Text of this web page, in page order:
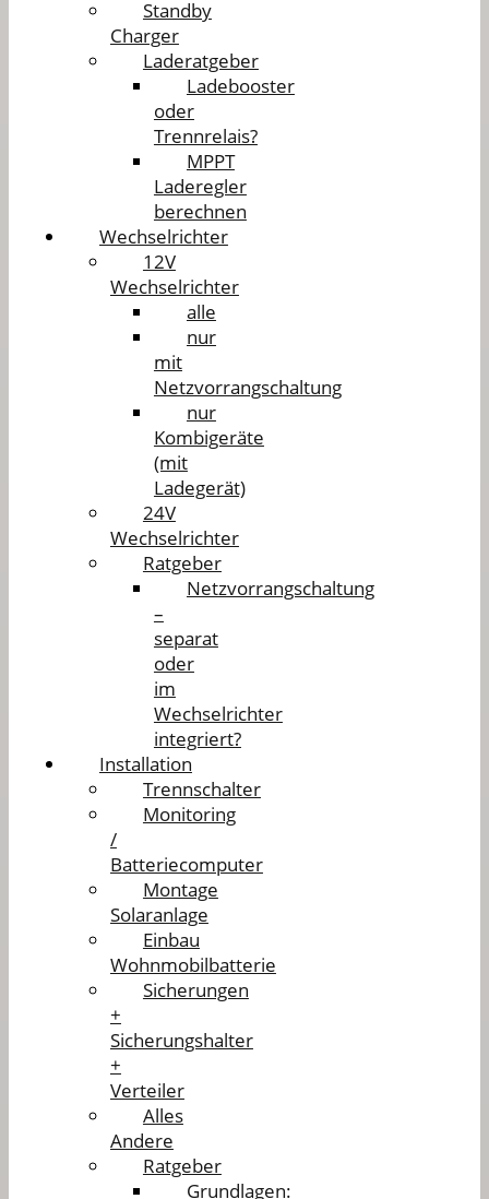
Standby
Charger
Laderatgeber
Ladebooster
oder
Trennrelais?
MPPT
Laderegler
berechnen
Wechselrichter
12V
Wechselrichter
alle
nur
mit
Netzvorrangschaltung
nur
Kombigeräte
(mit
Ladegerät)
24V
Wechselrichter
Ratgeber
Netzvorrangschaltung
–
separat
oder
im
Wechselrichter
integriert?
Installation
Trennschalter
Monitoring
/
Batteriecomputer
Montage
Solaranlage
Einbau
Wohnmobilbatterie
Sicherungen
+
Sicherungshalter
+
Verteiler
Alles
Andere
Ratgeber
Grundlagen: